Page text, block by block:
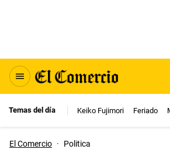
Temas del día Keiko Fujimori Feriado
El Comercio · Politica